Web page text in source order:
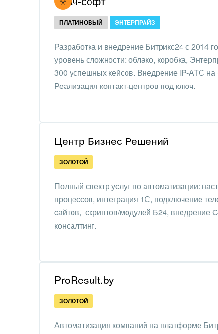
Интернет-магазин и CRM
Крупные корпоративные
внедрения
Внедрение для медицины
Внедрение для
Внедрение онлайн-
/ Интранета
СМИ,
АПК
ПЛАТИНОВЫЙ ЭНТЕРПРАЙЗ
Разработка и внедрение Битрикс24 с 2014
уровень сложности: облако, коробка,
300 успешных кейсов. Внедрение IP-АТС на
Реализация контакт-центров под ключ.
Центр Бизнес Решений
ЗОЛОТОЙ
Полный спектр услуг по автоматизации:
процессов, интеграция 1С, подключение
cайтов, скриптов/модулей Б24, внедрение
консалтинг.
ProResult.by
ЗОЛОТОЙ
Автоматизация компаний на платформе